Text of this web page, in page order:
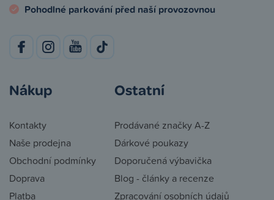
Pohodlné parkování před naší provozovnou
Nákup
Kontakty
Naše prodejna
Obchodní podmínky
Doprava
Platba
Ostatní
Prodávané značky A-Z
Dárkové poukazy
Doporučená výbavička
Blog - články a recenze
Zpracování osobních údajů